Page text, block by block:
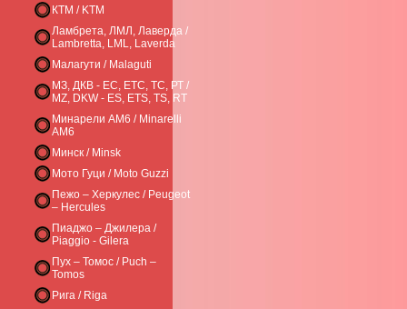
КТМ / KTM
Ламбрета, ЛМЛ, Лаверда /
Lambretta, LML, Laverda
Малагути / Malaguti
МЗ, ДКВ - ЕС, ЕТС, ТС, РТ /
MZ, DKW - ES, ETS, TS, RT
Минарели AM6 / Minarelli
AM6
Минск / Minsk
Мото Гуци / Moto Guzzi
Пежо – Херкулес / Peugeot
– Hercules
Пиаджо – Джилера /
Piaggio - Gilera
Пух – Томос / Puch –
Tomos
Рига / Riga